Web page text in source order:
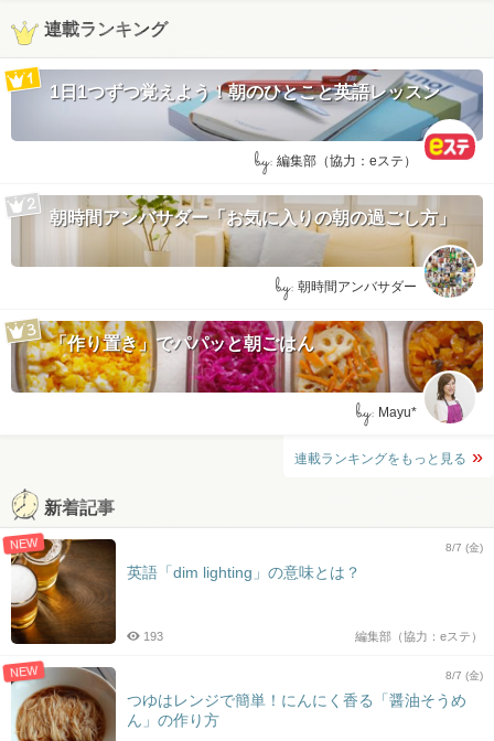
連載ランキング
1日1つずつ覚えよう！朝のひとこと英語レッスン
by: 編集部（協力：eステ）
朝時間アンバサダー「お気に入りの朝の過ごし方」
by: 朝時間アンバサダー
「作り置き」でパパッと朝ごはん
by: Mayu*
連載ランキングをもっと見る
新着記事
NEW 8/7 (金)
英語「dim lighting」の意味とは？
編集部（協力：eステ）
193
NEW 8/7 (金)
つゆはレンジで簡単！にんにく香る「醤油そうめ
ん」の作り方